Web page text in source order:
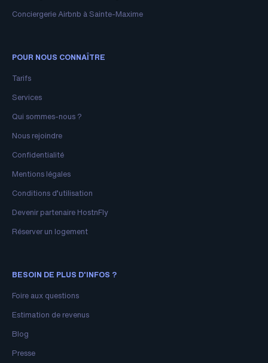
Conciergerie Airbnb à Sainte-Maxime
POUR NOUS CONNAÎTRE
Tarifs
Services
Qui sommes-nous ?
Nous rejoindre
Confidentialité
Mentions légales
Conditions d’utilisation
Devenir partenaire HostnFly
Réserver un logement
BESOIN DE PLUS D'INFOS ?
Foire aux questions
Estimation de revenus
Blog
Presse